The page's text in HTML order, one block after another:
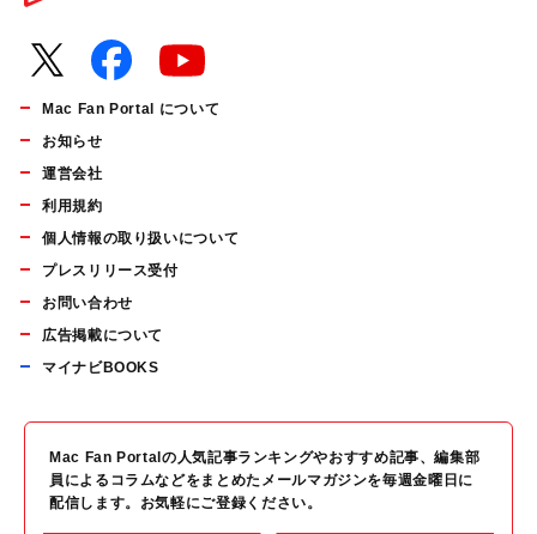
Mac Fan Portal について
お知らせ
運営会社
利用規約
個人情報の取り扱いについて
プレスリリース受付
お問い合わせ
広告掲載について
マイナビBOOKS
Mac Fan Portalの人気記事ランキングやおすすめ記事、編集部
員によるコラムなどをまとめたメールマガジンを毎週金曜日に
配信します。お気軽にご登録ください。